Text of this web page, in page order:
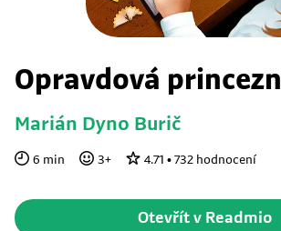
Opravdová
Marián Dyno Burič
6 min 3+ 4.71 • 732 hodnocení
Otevřít v Readmio